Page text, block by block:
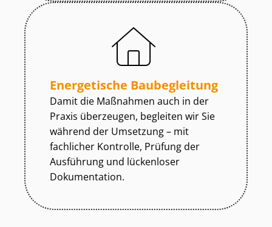
Energetische Baubegleitung
Damit die Maßnahmen auch in der
Praxis überzeugen, begleiten wir Sie
während der Umsetzung – mit
fachlicher Kontrolle, Prüfung der
Ausführung und lückenloser
Dokumentation.